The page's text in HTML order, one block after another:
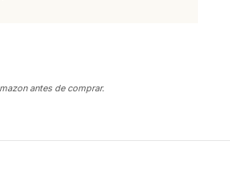
antes de comprar.